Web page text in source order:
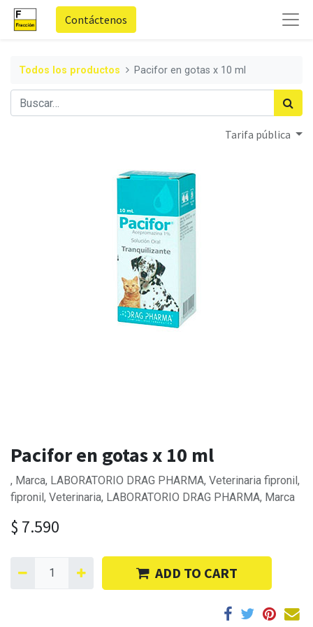
Contáctenos
Todos los productos Pacifor en gotas x 10 ml
Tarifa pública
Pacifor en gotas x 10 ml
, Marca, LABORATORIO DRAG PHARMA, Veterinaria fipronil,
fipronil, Veterinaria, LABORATORIO DRAG PHARMA, Marca
$ 7.590
ADD TO CART